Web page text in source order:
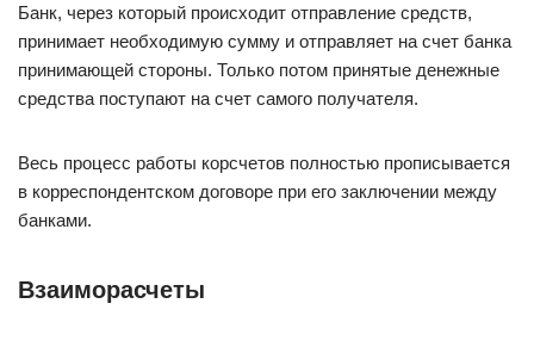
Банк, через который происходит отправление средств,
принимает необходимую сумму и отправляет на счет банка
принимающей стороны. Только потом принятые денежные
средства поступают на счет самого получателя.
Весь процесс работы корсчетов полностью прописывается
в корреспондентском договоре при его заключении между
банками.
Взаиморасчеты